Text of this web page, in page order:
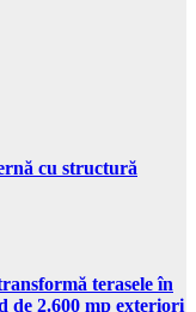
cu structură
terasele în
de 2.600 mp exteriori